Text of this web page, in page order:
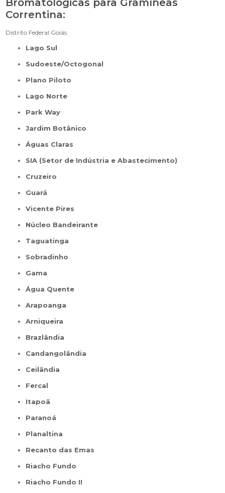
Correntina:
Distrito Federal Goiás
Lago Sul
Sudoeste/Octogonal
Plano Piloto
Lago Norte
Park Way
Jardim Botânico
Águas Claras
SIA (Setor de Indústria e Abastecimento)
Cruzeiro
Guará
Vicente Pires
Núcleo Bandeirante
Taguatinga
Sobradinho
Gama
Água Quente
Arapoanga
Arniqueira
Brazlândia
Candangolândia
Ceilândia
Fercal
Itapoã
Paranoá
Planaltina
Recanto das Emas
Riacho Fundo
Riacho Fundo II